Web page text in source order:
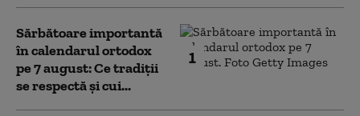
1
Sărbătoare importantă
în calendarul ortodox
pe 7 august: Ce tradiții
se respectă și cui...